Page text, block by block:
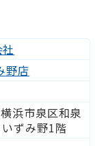
野店
浜市泉区和泉
ずみ野1階